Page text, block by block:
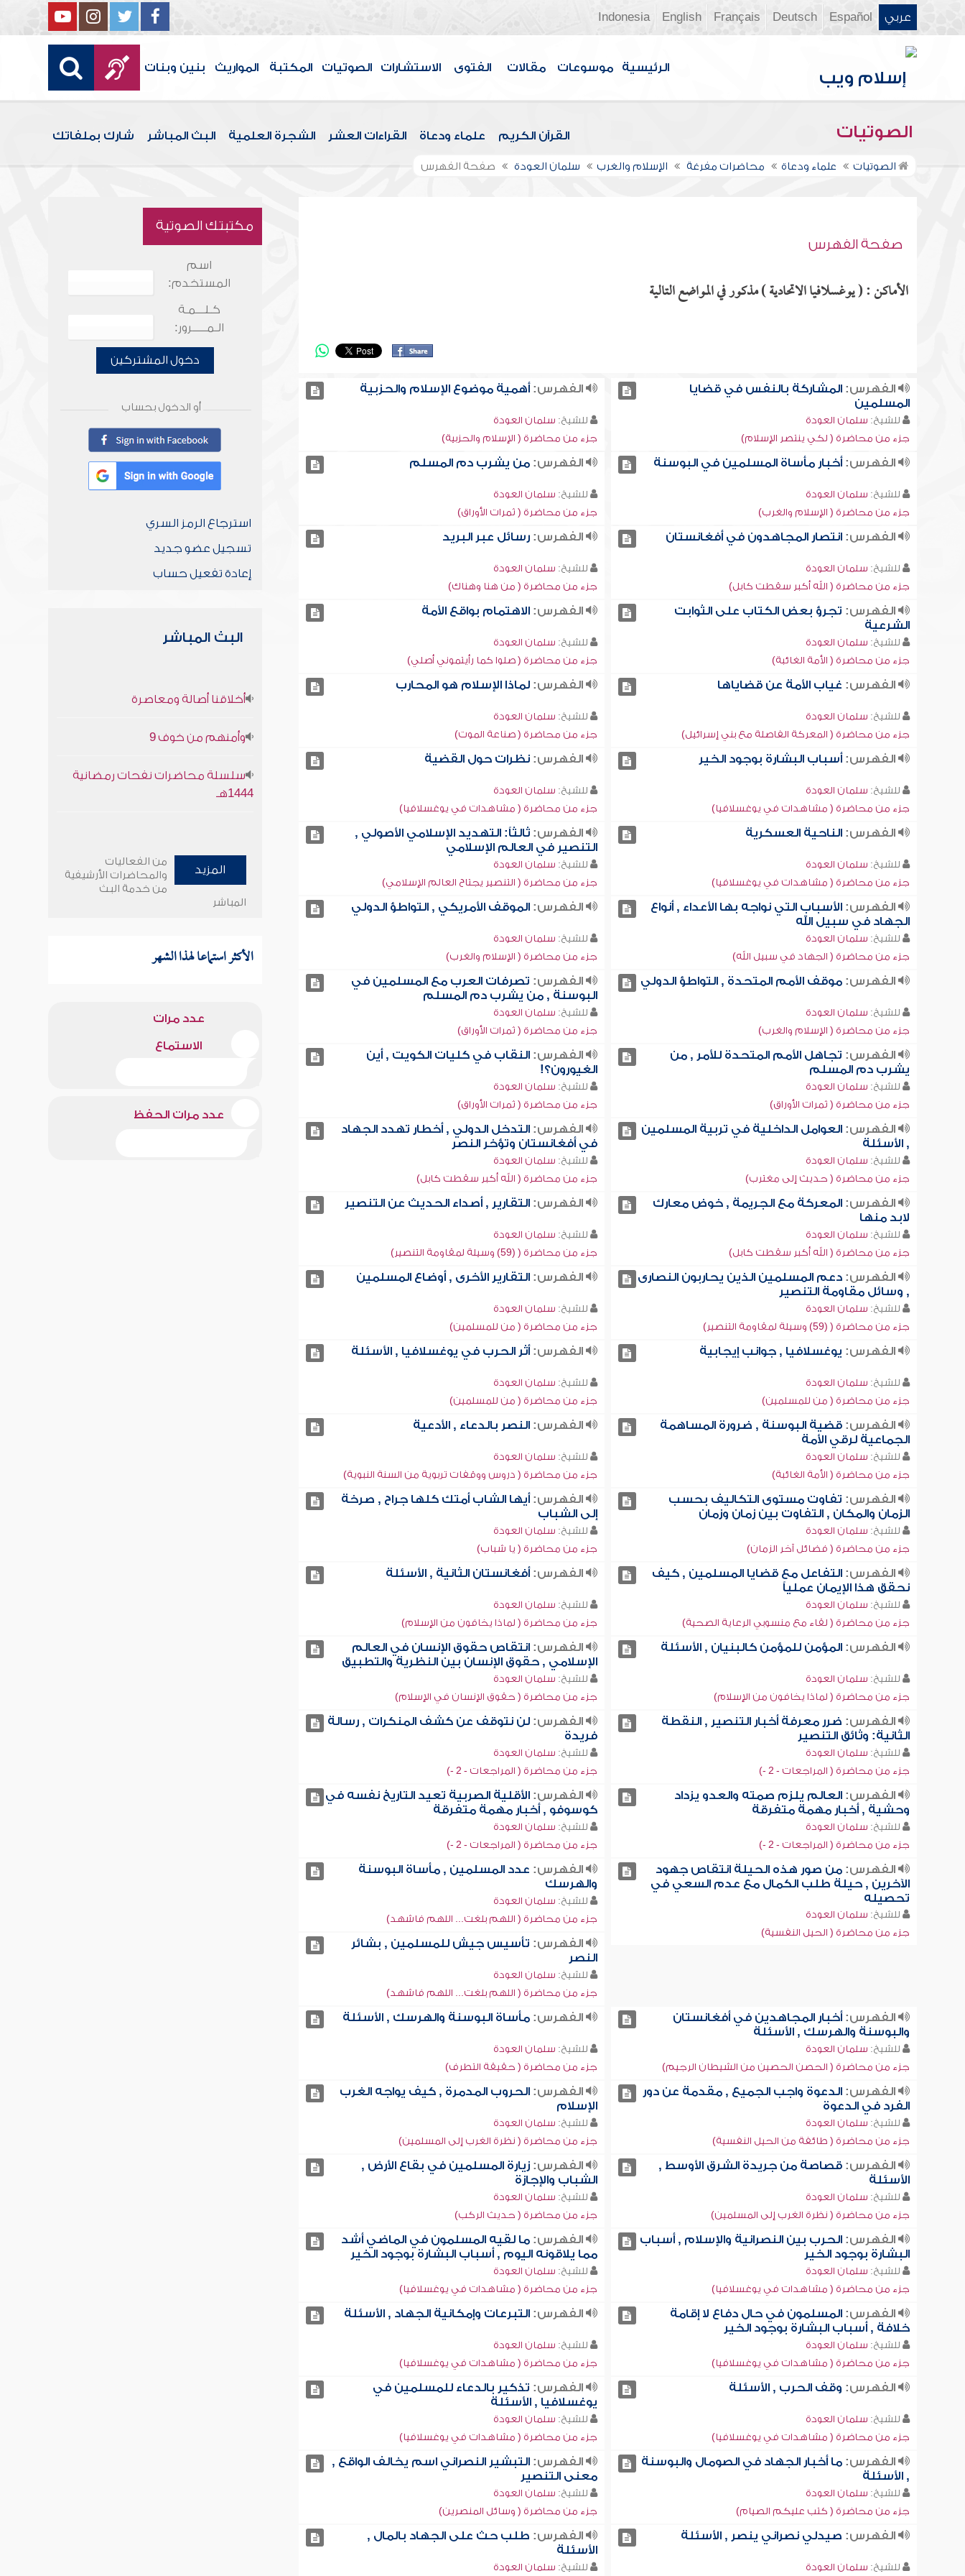
عربي Español
Deutsch
Français
English
Indonesia
الرئيسية موسوعات مقالات الفتوى الاستشارات الصوتيات المكتبة المواريث بنين وبنات
الصوتيات القرآن الكريم علماء ودعاة القراءات العشر الشجرة العلمية البث المباشر شارك بملفاتك
الصوتيات علماء ودعاة محاضرات مفرغة الإسلام والغرب سلمان العودة صفحة الفهرس
صفحة الفهرس
الأماكن : ( يوغسلافيا الاتحادية ) مذكور في المواضع التالية
الفهرس:المشاركة بالنفس في قضايا
المسلمين
للشيخ: سلمان العودة
جزء من محاضرة ( لكي ينتصر الإسلام)
الفهرس: أهمية موضوع الإسلام والحزبية
للشيخ: سلمان العودة
جزء من محاضرة ( الإسلام والحزبية)
الفهرس:أخبار مأساة المسلمين في البوسنة
للشيخ: سلمان العودة
جزء من محاضرة ( الإسلام والغرب)
الفهرس: من يشرب دم المسلم
للشيخ: سلمان العودة
جزء من محاضرة ( ثمرات الأوراق)
الفهرس:انتصار المجاهدون في أفغانستان
للشيخ: سلمان العودة
جزء من محاضرة ( الله أكبر سقطت كابل)
الفهرس: رسائل عبر البريد
للشيخ: سلمان العودة
جزء من محاضرة ( من هنا وهناك)
الفهرس: تجرؤ بعض الكتاب على الثوابت
الشرعية
للشيخ: سلمان العودة
جزء من محاضرة ( الأمة الغائبة)
الفهرس: الاهتمام بواقع الأمة
للشيخ: سلمان العودة
جزء من محاضرة ( صلوا كما رأيتموني أصلي)
الفهرس: غياب الأمة عن قضاياها
للشيخ: سلمان العودة
جزء من محاضرة ( المعركة الفاصلة مع بني إسرائيل)
الفهرس: لماذا الإسلام هو المحارب
للشيخ: سلمان العودة
جزء من محاضرة ( صناعة الموت)
الفهرس:أسباب البشارة بوجود الخير
للشيخ: سلمان العودة
جزء من محاضرة ( مشاهدات في يوغسلافيا)
الفهرس: نظرات حول القضية
للشيخ: سلمان العودة
جزء من محاضرة ( مشاهدات في يوغسلافيا)
الفهرس:الناحية العسكرية
للشيخ: سلمان العودة
جزء من محاضرة ( مشاهدات في يوغسلافيا)
الفهرس: ثالثاً: التهديد الإسلامي الأصولي ,
التنصير في العالم الإسلامي
للشيخ: سلمان العودة
جزء من محاضرة ( التنصير يجتاح العالم الإسلامي)
الفهرس:الأسباب التي نواجه بها الأعداء , أنواع
الجهاد في سبيل الله
للشيخ: سلمان العودة
جزء من محاضرة ( الجهاد في سبيل الله)
الفهرس: الموقف الأمريكي , التواطؤ الدولي
للشيخ: سلمان العودة
جزء من محاضرة ( الإسلام والغرب)
الفهرس:موقف الأمم المتحدة , التواطؤ الدولي
للشيخ: سلمان العودة
جزء من محاضرة ( الإسلام والغرب)
الفهرس: تصرفات العرب مع المسلمين في
البوسنة , من يشرب دم المسلم
للشيخ: سلمان العودة
جزء من محاضرة ( ثمرات الأوراق)
الفهرس: تجاهل الأمم المتحدة للأمر , من
يشرب دم المسلم
للشيخ: سلمان العودة
جزء من محاضرة ( ثمرات الأوراق)
الفهرس: النقاب في كليات الكويت , أين
الغيورون؟!
للشيخ: سلمان العودة
جزء من محاضرة ( ثمرات الأوراق)
الفهرس:العوامل الداخلية في تربية المسلمين
, الأسئلة
للشيخ: سلمان العودة
جزء من محاضرة ( حديث إلى مغترب)
الفهرس: التدخل الدولي , أخطار تهدد الجهاد
في أفغانستان وتؤخر النصر
للشيخ: سلمان العودة
جزء من محاضرة ( الله أكبر سقطت كابل)
الفهرس:المعركة مع الجريمة , خوض معارك
لابد منها
للشيخ: سلمان العودة
جزء من محاضرة ( الله أكبر سقطت كابل)
الفهرس: التقارير , أصداء الحديث عن التنصير
للشيخ: سلمان العودة
جزء من محاضرة ( (59) وسيلة لمقاومة التنصير)
الفهرس:دعم المسلمين الذين يحاربون النصارى
, وسائل مقاومة التنصير
للشيخ: سلمان العودة
جزء من محاضرة ( (59) وسيلة لمقاومة التنصير)
الفهرس: التقارير الأخرى , أوضاع المسلمين
للشيخ: سلمان العودة
جزء من محاضرة ( من للمسلمين)
الفهرس: يوغسلافيا , جوانب إيجابية
للشيخ: سلمان العودة
جزء من محاضرة ( من للمسلمين)
الفهرس: أثر الحرب في يوغسلافيا , الأسئلة
للشيخ: سلمان العودة
جزء من محاضرة ( من للمسلمين)
الفهرس:قضية البوسنة , ضرورة المساهمة
الجماعية لرقي الأمة
للشيخ: سلمان العودة
جزء من محاضرة ( الأمة الغائبة)
الفهرس: النصر بالدعاء , الأدعية
للشيخ: سلمان العودة
جزء من محاضرة ( دروس ووقفات تربوية من السنة النبوية)
الفهرس: تفاوت مستوى التكاليف بحسب
الزمان والمكان , التفاوت بين زمان وزمان
للشيخ: سلمان العودة
جزء من محاضرة ( فضائل آخر الزمان)
الفهرس: أيها الشاب أمتك كلها جراح , صرخة
إلى الشباب
للشيخ: سلمان العودة
جزء من محاضرة ( يا شباب)
الفهرس:التفاعل مع قضايا المسلمين , كيف
نحقق هذا الإيمان عملياً
للشيخ: سلمان العودة
جزء من محاضرة ( لقاء مع منسوبي الرعاية الصحية)
الفهرس: أفغانستان الثانية , الأسئلة
للشيخ: سلمان العودة
جزء من محاضرة ( لماذا يخافون من الإسلام)
الفهرس:المؤمن للمؤمن كالبنيان , الأسئلة
للشيخ: سلمان العودة
جزء من محاضرة ( لماذا يخافون من الإسلام)
الفهرس: انتقاص حقوق الإنسان في العالم
الإسلامي , حقوق الإنسان بين النظرية والتطبيق
للشيخ: سلمان العودة
جزء من محاضرة ( حقوق الإنسان في الإسلام)
الفهرس: ضرر معرفة أخبار التنصير , النقطة
الثانية: وثائق التنصير
للشيخ: سلمان العودة
جزء من محاضرة ( المراجعات - 2 -)
الفهرس: لن نتوقف عن كشف المنكرات , رسالة
فريدة
للشيخ: سلمان العودة
جزء من محاضرة ( المراجعات - 2 -)
الفهرس:العالم يلزم صمته والعدو يزداد
وحشية , أخبار مهمة متفرقة
للشيخ: سلمان العودة
جزء من محاضرة ( المراجعات - 2 -)
الفهرس: الأقلية الصربية تعيد التاريخ نفسه في
كوسوفو , أخبار مهمة متفرقة
للشيخ: سلمان العودة
جزء من محاضرة ( المراجعات - 2 -)
الفهرس:من صور هذه الحيلة انتقاص جهود
الآخرين , حيلة طلب الكمال مع عدم السعي في
تحصيله
للشيخ: سلمان العودة
جزء من محاضرة ( الحيل النفسية)
الفهرس: عدد المسلمين , مأساة البوسنة
والهرسك
للشيخ: سلمان العودة
جزء من محاضرة ( اللهم بلغت... اللهم فاشهد)
الفهرس: تأسيس جيش للمسلمين , بشائر
النصر
للشيخ: سلمان العودة
جزء من محاضرة ( اللهم بلغت... اللهم فاشهد)
الفهرس:أخبار المجاهدين في أفغانستان
والبوسنة والهرسك , الأسئلة
للشيخ: سلمان العودة
جزء من محاضرة ( الحصن الحصين من الشيطان الرجيم)
الفهرس: مأساة البوسنة والهرسك , الأسئلة
للشيخ: سلمان العودة
جزء من محاضرة ( حقيقة التطرف)
الفهرس:الدعوة واجب الجميع , مقدمة عن دور
الفرد في الدعوة
للشيخ: سلمان العودة
جزء من محاضرة ( طائفة من الحيل النفسية)
الفهرس: الحروب المدمرة , كيف يواجه الغرب
الإسلام
للشيخ: سلمان العودة
جزء من محاضرة ( نظرة الغرب إلى المسلمين)
الفهرس:قصاصة من جريدة الشرق الأوسط ,
الأسئلة
للشيخ: سلمان العودة
جزء من محاضرة ( نظرة الغرب إلى المسلمين)
الفهرس: زيارة المسلمين في بقاع الأرض ,
الشباب والإجازة
للشيخ: سلمان العودة
جزء من محاضرة ( حديث الركب)
الفهرس:الحرب بين النصرانية والإسلام , أسباب
البشارة بوجود الخير
للشيخ: سلمان العودة
جزء من محاضرة ( مشاهدات في يوغسلافيا)
الفهرس: ما لقيه المسلمون في الماضي أشد
مما يلاقونه اليوم , أسباب البشارة بوجود الخير
للشيخ: سلمان العودة
جزء من محاضرة ( مشاهدات في يوغسلافيا)
الفهرس:المسلمون في حال دفاع لا إقامة
خلافة , أسباب البشارة بوجود الخير
للشيخ: سلمان العودة
جزء من محاضرة ( مشاهدات في يوغسلافيا)
الفهرس: التبرعات وإمكانية الجهاد , الأسئلة
للشيخ: سلمان العودة
جزء من محاضرة ( مشاهدات في يوغسلافيا)
الفهرس: وقف الحرب , الأسئلة
للشيخ: سلمان العودة
جزء من محاضرة ( مشاهدات في يوغسلافيا)
الفهرس: تذكير بالدعاء للمسلمين في
يوغسلافيا , الأسئلة
للشيخ: سلمان العودة
جزء من محاضرة ( مشاهدات في يوغسلافيا)
الفهرس:ما أخبار الجهاد في الصومال والبوسنة
, الأسئلة
للشيخ: سلمان العودة
جزء من محاضرة ( كتب عليكم الصيام)
الفهرس: التبشير النصراني اسم يخالف الواقع ,
معنى التنصير
للشيخ: سلمان العودة
جزء من محاضرة ( وسائل المنصرين)
الفهرس: صيدلي نصراني ينصر , الأسئلة
للشيخ: سلمان العودة
الفهرس: طلب حث على الجهاد بالمال ,
الأسئلة
للشيخ: سلمان العودة
مكتبتك الصوتية
اسم
المستخدم:
كـلـــمـة
الـمـــــرور:
دخول المشتركين
أو الدخول بحساب
استرجاع الرمز السري
تسجيل عضو جديد
إعادة تفعيل حساب
البث المباشر
أخلاقنا أصالة ومعاصرة
وأمنهم من خوف 9
سلسلة محاضرات نفحات رمضانية
1444هـ
المزيد
من الفعاليات
والمحاضرات الأرشيفية
من خدمة البث
المباشر
الأكثر استماعا لهذا الشهر
عدد مرات
الاستماع
عدد مرات الحفظ